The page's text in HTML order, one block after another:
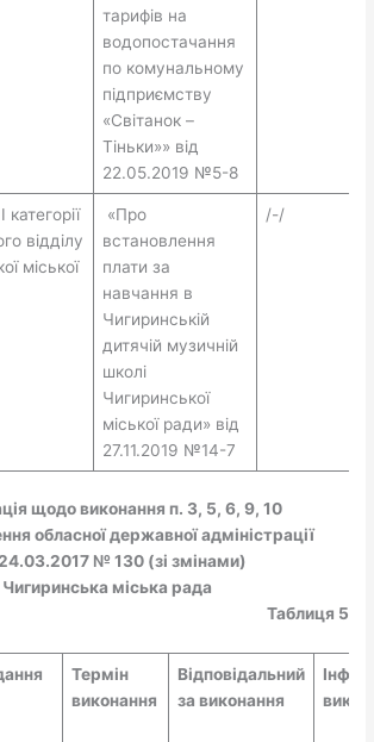
тарифів на
водопостачання
по комунальному
підприємству
«Світанок –
Тіньки»» від
22.05.2019 №5-8
категорії
відділу
міської
«Про
встановлення
плати за
навчання в
Чигиринській
дитячій музичній
школі
Чигиринської
міської ради» від
27.11.2019 №14-7
/-/
щодо виконання п. 3, 5, 6, 9, 10
обласної державної адміністрації
24.03.2017 № 130 (зі змінами)
Чигиринська міська рада
Таблиця 5
Термін
виконання
Відповідальний
за виконання